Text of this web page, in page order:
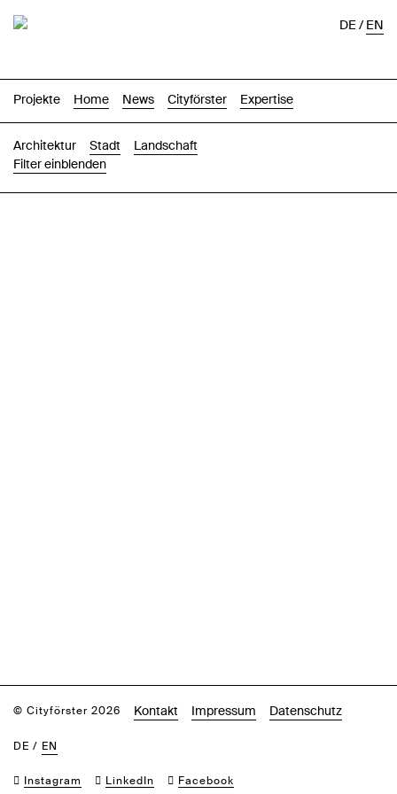
Projekte Home News Cityförster Expertise
DE/EN
Architektur Stadt
Landschaft
Filter einblenden
© Cityförster 2026 Kontakt Impressum Datenschutz
DE / EN
Instagram LinkedIn Facebook